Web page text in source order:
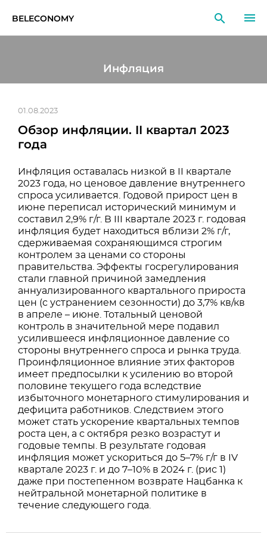
BELECONOMY
ИССЛЕДОВАНИЯ
ОБРАЗОВАНИЕ
СОБЫТИЯ
Инфляция
01.08.2023
Обзор инфляции. II квартал 2023
года
Инфляция оставалась низкой в II квартале
2023 года, но ценовое давление внутреннего
спроса усиливается. Годовой прирост цен в
июне переписал исторический минимум и
составил 2,9% г/г. В III квартале 2023 г. годовая
инфляция будет находиться вблизи 2% г/г,
сдерживаемая сохраняющимся строгим
контролем за ценами со стороны
правительства. Эффекты госрегулирования
стали главной причиной замедления
аннуализированного квартального прироста
цен (с устранением сезонности) до 3,7% кв/кв
в апреле – июне. Тотальный ценовой
контроль в значительной мере подавил
усилившееся инфляционное давление со
стороны внутреннего спроса и рынка труда.
Проинфляционное влияние этих факторов
имеет предпосылки к усилению во второй
половине текущего года вследствие
избыточного монетарного стимулирования и
дефицита работников. Следствием этого
может стать ускорение квартальных темпов
роста цен, а с октября резко возрастут и
годовые темпы. В результате годовая
инфляция может ускориться до 5–7% г/г в IV
квартале 2023 г. и до 7–10% в 2024 г. (рис 1)
даже при постепенном возврате Нацбанка к
нейтральной монетарной политике в
течение следующего года.